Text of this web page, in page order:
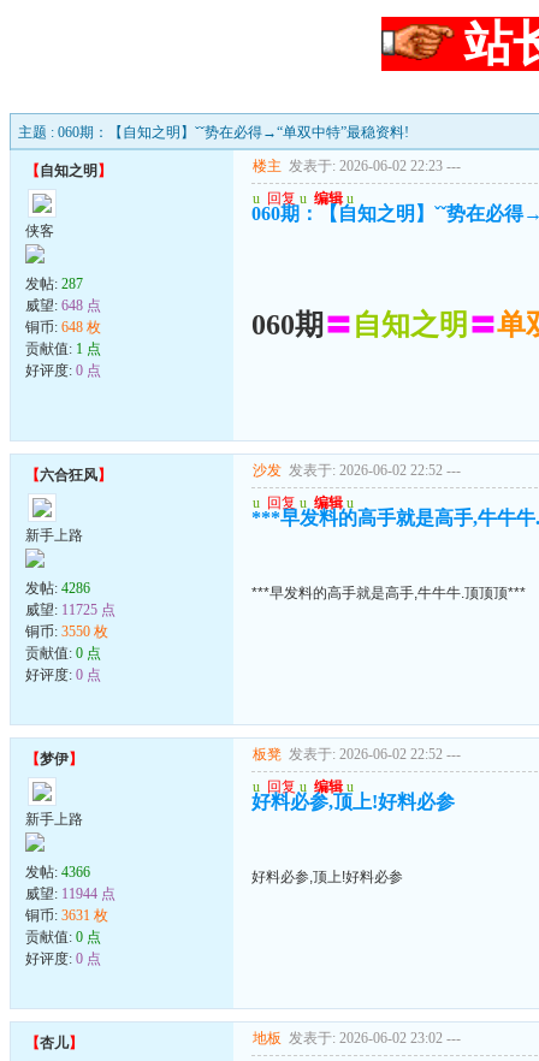
站
主题 : 060期：【自知之明】ˇˇ势在必得→“单双中特”最稳资料!
【自知之明 】
侠客
发帖: 287
威望: 648 点
铜币: 648 枚
贡献值: 1 点
好评度: 0 点
楼主 发表于: 2026-06-02 22:23 ---
u 回复 u 编辑 u
060期：【自知之明】ˇˇ势在必
060期 〓自知之明 〓单
【六合狂风】
新手上路
发帖: 4286
威望: 11725 点
铜币: 3550 枚
贡献值: 0 点
好评度: 0 点
沙发 发表于: 2026-06-02 22:52 ---
u 回复 u 编辑 u
***早发料的高手就是高手,牛牛
***早发料的高手就是高手,牛牛牛.顶顶顶***
【梦伊】
新手上路
发帖: 4366
威望: 11944 点
铜币: 3631 枚
贡献值: 0 点
好评度: 0 点
板凳 发表于: 2026-06-02 22:52 ---
u 回复 u 编辑 u
好料必参,顶上!好料必参
好料必参,顶上!好料必参
【杏儿】 地板 发表于: 2026-06-02 23:02 ---